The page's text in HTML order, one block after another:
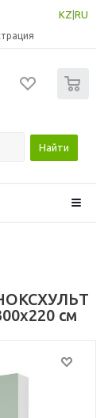
KZ RU
Найти
см